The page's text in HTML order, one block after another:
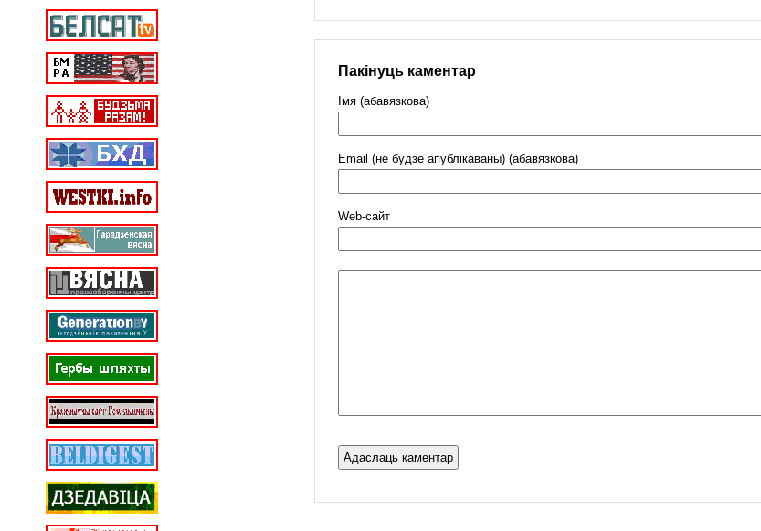
Пакінуць каментар
Імя (абавязкова)
Email (не будзе апублікаваны) (абавязкова)
Web-cайт